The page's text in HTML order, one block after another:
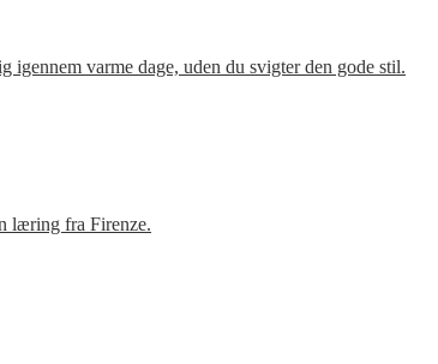
varme dage, uden du svigter den gode stil.
læring fra Firenze.